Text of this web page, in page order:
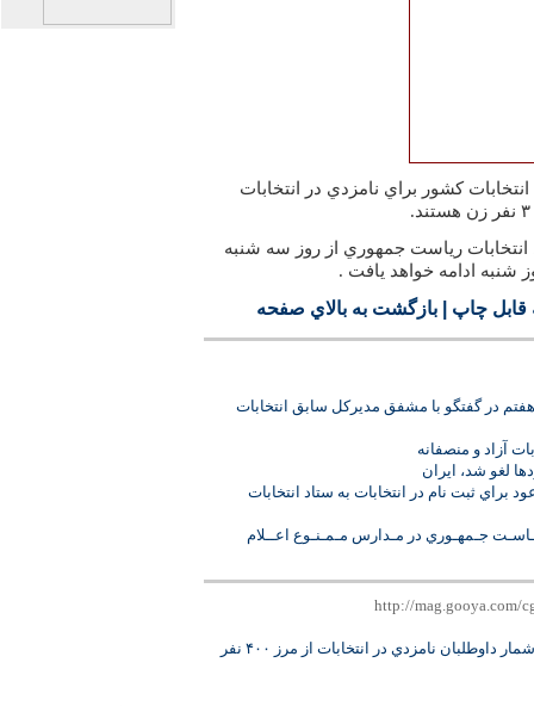
انتخابات كشور براي نامزدي در انتخابات
انتخابات رياست جمهوري از روز سه شنبه
شنبه ادامه خواهد يافت .
قابل چاپ بازگشت به بالاي صفحه
در گفتگو با مشفق مدیركل سابق انتخابات
آزاد و منصفانه
لغو شد، ايران
براي ثبت نام در انتخابات به ستاد انتخابات
جـمهـوري در مـدارس مـمـنـوع اعــلام
'شمار داوطلبان نامزدي در انتخابات از مرز ‪ ۴۰۰‬نفر